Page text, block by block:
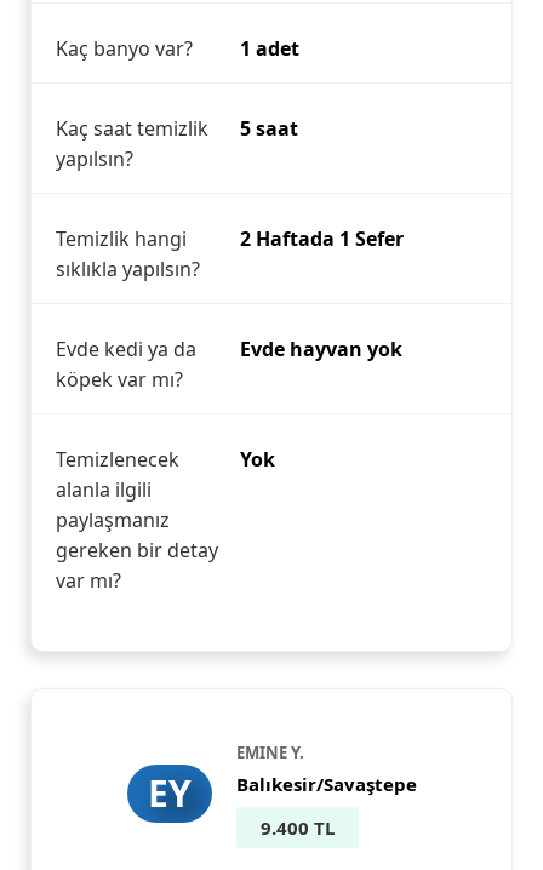
Kaç banyo var? 1 adet
Kaç saat temizlik
yapılsın?
5 saat
Temizlik hangi
sıklıkla yapılsın?
2 Haftada 1 Sefer
Evde kedi ya da
köpek var mı?
Evde hayvan yok
Temizlenecek
alanla ilgili
paylaşmanız
gereken bir detay
var mı?
Yok
EY
EMINE Y.
Balıkesir/Savaştepe
9.400 TL